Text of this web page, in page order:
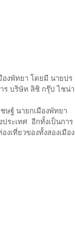
องพัทยา โดยมี นายปร
ร บริษัท ลิชิ กรุ๊ป ไชน่า
ษฐ์ นายกเมืองพัทยา
ระเทศ อีกทั้งเป็นการ
เที่ยวของทั้งสองเมือง